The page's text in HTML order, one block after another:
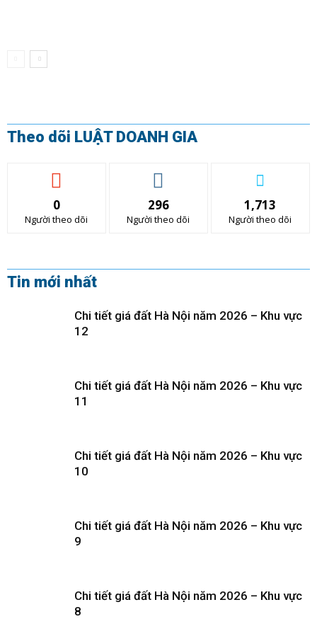
Theo dõi LUẬT DOANH GIA
0
Người theo dõi
296
Người theo dõi
1,713
Người theo dõi
Tin mới nhất
Chi tiết giá đất Hà Nội năm 2026 – Khu vực
12
Chi tiết giá đất Hà Nội năm 2026 – Khu vực
11
Chi tiết giá đất Hà Nội năm 2026 – Khu vực
10
Chi tiết giá đất Hà Nội năm 2026 – Khu vực
9
Chi tiết giá đất Hà Nội năm 2026 – Khu vực
8